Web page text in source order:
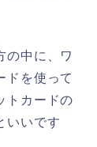
の中に、ワ
ドを使って
トカードの
いいです